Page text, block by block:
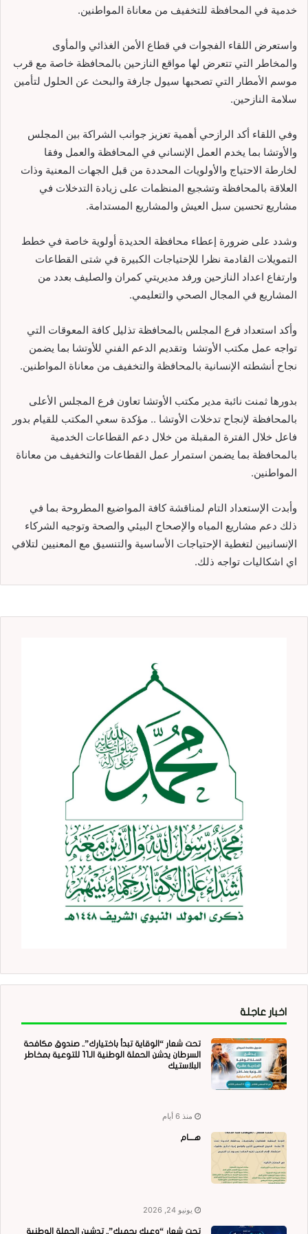
خدمية في المحافظة للتخفيف من معاناة المواطنين.
واستعرض اللقاء الفجوات في قطاع الأمن الغذائي والمأوى
والمخاطر التي تتعرض لها مواقع النازحين بالمحافظة خاصة مع قرب
موسم الأمطار التي تصحبها سيول جارفة والبحث عن الحلول لتأمين
سلامة النازحين.
وفي اللقاء أكد الرازحي أهمية تعزيز جوانب الشراكة بين المجلس
والأوتشا بما يخدم العمل الإنساني في المحافظة والعمل وفقا
لخارطة الاحتياج والأولويات المحددة من قبل الجهات المعنية وذات
العلاقة بالمحافظة وتشجيع المنظمات على زيادة التدخلات في
مشاريع تحسين سبل العيش والمشاريع المستدامة.
وشدد على ضرورة إعطاء محافظة الحديدة أولوية خاصة في خطط
التمويلات القادمة نظرا للإحتياجات الكبيرة في شتى القطاعات
وارتفاع اعداد النازحين ورفد مديريتي كمران والصليف بعدد من
المشاريع في المجال الصحي والتعليمي.
وأكد استعداد فرع المجلس بالمحافظة تذليل كافة المعوقات التي
تواجه عمل مكتب الأوتشا وتقديم الدعم الفني للأوتشا بما يضمن
نجاح أنشطته الإنسانية بالمحافظة والتخفيف من معاناة المواطنين.
بدورها ثمنت نائبة مدير مكتب الأوتشا تعاون فرع المجلس الأعلى
بالمحافظة لإنجاح تدخلات الأوتشا .. مؤكدة سعي المكتب للقيام بدور
فاعل خلال الفترة المقبلة من خلال دعم القطاعات الخدمية
بالمحافظة بما يضمن استمرار عمل القطاعات والتخفيف من معاناة
المواطنين.
وأبدت الإستعداد التام لمناقشة كافة المواضيع المطروحة بما في
ذلك دعم مشاريع المياه والإصحاح البيئي والصحة وتوجيه الشركاء
الإنسانيين لتغطية الإحتياجات الأساسية والتنسيق مع المعنيين لتلافي
اي اشكاليات تواجه ذلك.
اخبار عاجلة
تحت شعار “الوقاية تبدأ باختيارك”.. صندوق مكافحة
السرطان يدشن الحملة الوطنية الـ11 للتوعية بمخاطر
البلاستيك
منذ 6 أيام
هــــام
يونيو 24, 2026
تحت شعار “وعيك يحميك”.. تدشين الحملة الوطنية